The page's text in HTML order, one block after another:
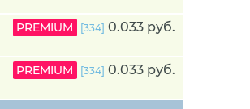
PREMIUM [334] 0.033 руб.
PREMIUM [334] 0.033 руб.